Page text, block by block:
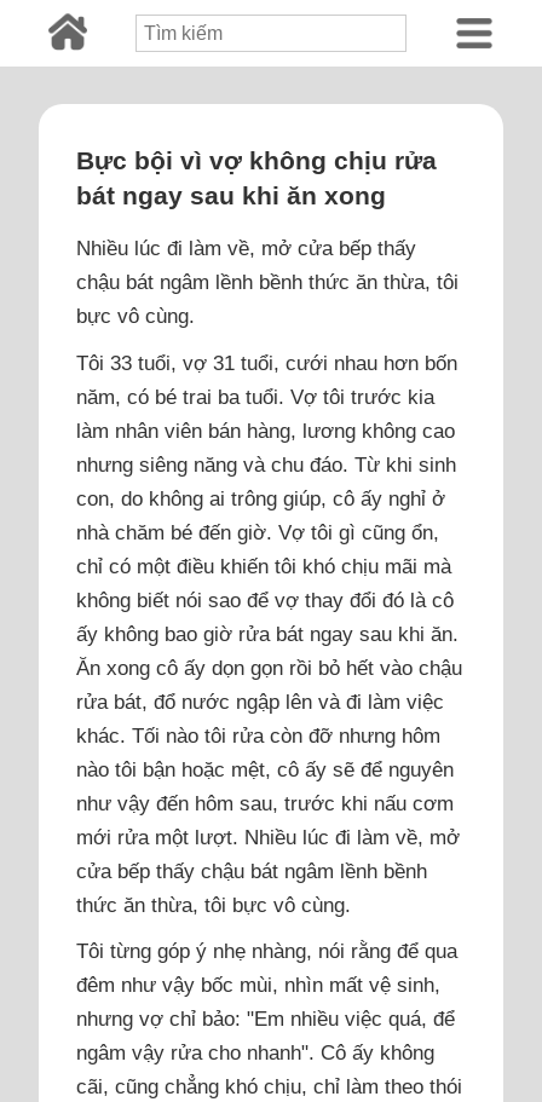
Bực bội vì vợ không chịu rửa
bát ngay sau khi ăn xong
Nhiều lúc đi làm về, mở cửa bếp thấy
chậu bát ngâm lềnh bềnh thức ăn thừa, tôi
bực vô cùng.
Tôi 33 tuổi, vợ 31 tuổi, cưới nhau hơn bốn
năm, có bé trai ba tuổi. Vợ tôi trước kia
làm nhân viên bán hàng, lương không cao
nhưng siêng năng và chu đáo. Từ khi sinh
con, do không ai trông giúp, cô ấy nghỉ ở
nhà chăm bé đến giờ. Vợ tôi gì cũng ổn,
chỉ có một điều khiến tôi khó chịu mãi mà
không biết nói sao để vợ thay đổi đó là cô
ấy không bao giờ rửa bát ngay sau khi ăn.
Ăn xong cô ấy dọn gọn rồi bỏ hết vào chậu
rửa bát, đổ nước ngập lên và đi làm việc
khác. Tối nào tôi rửa còn đỡ nhưng hôm
nào tôi bận hoặc mệt, cô ấy sẽ để nguyên
như vậy đến hôm sau, trước khi nấu cơm
mới rửa một lượt. Nhiều lúc đi làm về, mở
cửa bếp thấy chậu bát ngâm lềnh bềnh
thức ăn thừa, tôi bực vô cùng.
Tôi từng góp ý nhẹ nhàng, nói rằng để qua
đêm như vậy bốc mùi, nhìn mất vệ sinh,
nhưng vợ chỉ bảo: "Em nhiều việc quá, để
ngâm vậy rửa cho nhanh". Cô ấy không
cãi, cũng chẳng khó chịu, chỉ làm theo thói